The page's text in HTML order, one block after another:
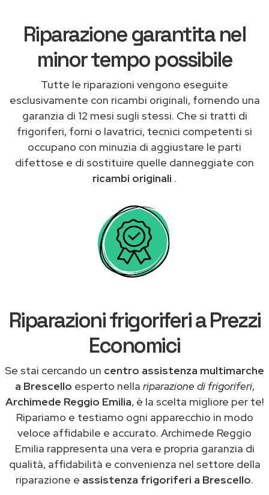
Riparazione garantita nel
minor tempo possibile
Tutte le riparazioni vengono eseguite
esclusivamente con ricambi originali, fornendo una
garanzia di 12 mesi sugli stessi. Che si tratti di
frigoriferi, forni o lavatrici, tecnici competenti si
occupano con minuzia di aggiustare le parti
difettose e di sostituire quelle danneggiate con
ricambi originali .
Riparazioni frigoriferi a Prezzi
Economici
Se stai cercando un centro assistenza multimarche
a Brescello esperto nella riparazione di frigoriferi,
Archimede Reggio Emilia, è la scelta migliore per te!
Ripariamo e testiamo ogni apparecchio in modo
veloce affidabile e accurato. Archimede Reggio
Emilia rappresenta una vera e propria garanzia di
qualità, affidabilità e convenienza nel settore della
riparazione e assistenza frigoriferi a Brescello.